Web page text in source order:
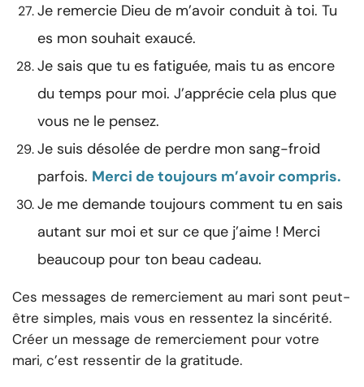
Je remercie Dieu de m’avoir conduit à toi. Tu
es mon souhait exaucé.
Je sais que tu es fatiguée, mais tu as encore
du temps pour moi. J’apprécie cela plus que
vous ne le pensez.
Je suis désolée de perdre mon sang-froid
parfois. Merci de toujours m’avoir compris.
Je me demande toujours comment tu en sais
autant sur moi et sur ce que j’aime ! Merci
beaucoup pour ton beau cadeau.
Ces messages de remerciement au mari sont peut-
être simples, mais vous en ressentez la sincérité.
Créer un message de remerciement pour votre
mari, c’est ressentir de la gratitude.